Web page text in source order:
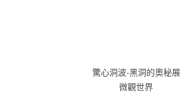
驚心洞波-黑洞的奧秘展
微觀世界